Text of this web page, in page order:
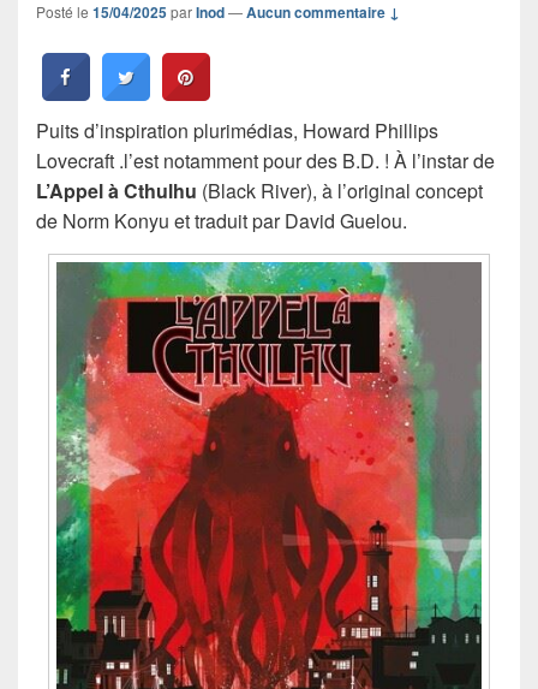
Posté le 15/04/2025parInod—Aucun commentaire ↓
Puits d’inspiration plurimédias, Howard Phillips
Lovecraft .l’est notamment pour des B.D. ! À l’instar de
L’Appel à Cthulhu (Black River), à l’original concept
de Norm Konyu et traduit par David Guelou.